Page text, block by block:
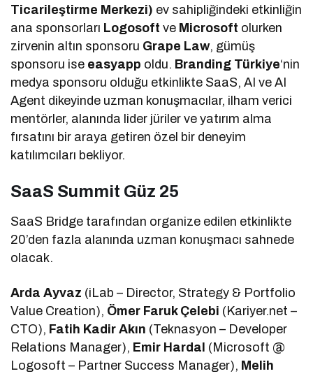
Ticarileştirme Merkezi) ev sahipliğindeki etkinliğin
ana sponsorları Logosoftve Microsoft olurken
zirvenin altın sponsoru Grape Law, gümüş
sponsoru ise easyapp oldu. Branding Türkiye‘nin
medya sponsoru olduğu etkinlikte SaaS, AI ve AI
Agent dikeyinde uzman konuşmacılar, ilham verici
mentörler, alanında lider jüriler ve yatırım alma
fırsatını bir araya getiren özel bir deneyim
katılımcıları bekliyor.
SaaS Summit Güz 25
SaaS Bridge tarafından organize edilen etkinlikte
20’den fazla alanında uzman konuşmacı sahnede
olacak.
Arda Ayvaz (iLab – Director, Strategy & Portfolio
Value Creation), Ömer Faruk Çelebi (Kariyer.net –
CTO), Fatih Kadir Akın (Teknasyon – Developer
Relations Manager), Emir Hardal (Microsoft @
Logosoft – Partner Success Manager), Melih